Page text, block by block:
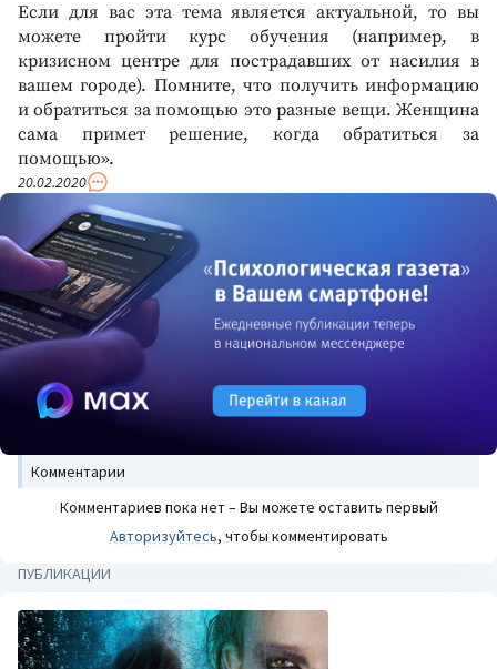
Если для вас эта тема является актуальной, то вы
можете пройти курс обучения (например, в
кризисном центре для пострадавших от насилия в
вашем городе). Помните, что получить информацию
и обратиться за помощью это разные вещи. Женщина
сама примет решение, когда обратиться за
помощью».
20.02.2020
Комментарии
Комментариев пока нет – Вы можете оставить первый
Авторизуйтесь, чтобы комментировать
ПУБЛИКАЦИИ